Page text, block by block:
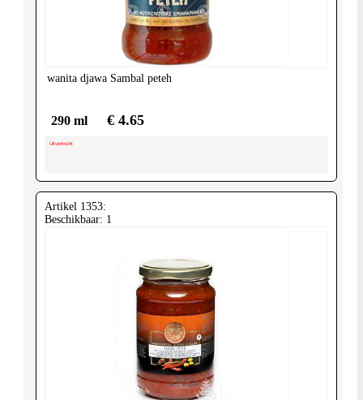
wanita djawa Sambal peteh
290 ml € 4.65
Uitverkocht
Artikel 1353:
Beschikbaar: 1